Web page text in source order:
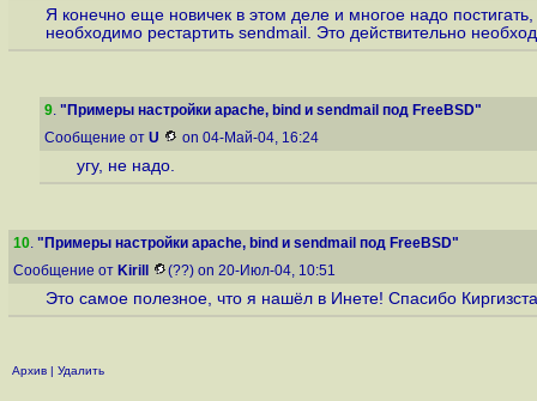
Я конечно еще новичек в этом деле и многое надо
необходимо рестартить sendmail. Это действительно
9. "Примеры настройки apache, bind и sendmail под FreeBSD"
Сообщение от U on 04-Май-04, 16:24
угу, не надо.
10. "Примеры настройки apache, bind и sendmail под FreeBSD"
Сообщение от Kirill (??) on 20-Июл-04, 10:51
Это самое полезное, что я нашёл в Инете! Спасибо
Архив | Удалить